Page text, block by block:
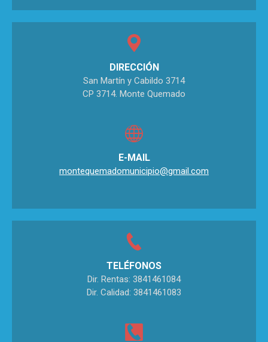
DIRECCIÓN
San Martín y Cabildo 3714
CP 3714. Monte Quemado
E-MAIL
montequemadomunicipio@gmail.com
TELÉFONOS
Dir. Rentas: 3841461084
Dir. Calidad: 3841461083